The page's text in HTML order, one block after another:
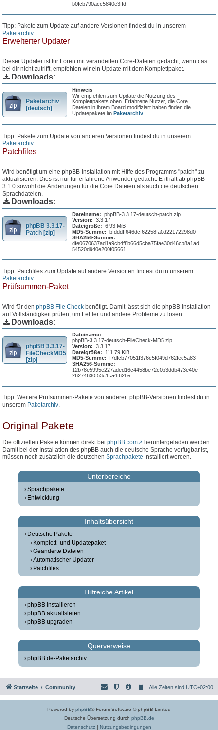
b0fcb790acc5840e3ffd
Tipp: Pakete zum Update auf andere Versionen findest du in unserem
Paketarchiv.
Erweiterter Updater
Dieser Updater ist für Foren mit veränderten Core-Dateien gedacht, wenn das
bei dir nicht zutrifft, empfehlen wir ein Update mit dem Komplettpaket.
Downloads:
Paketarchiv
[deutsch]
Hinweis
Wir empfehlen zum Update die Nutzung des
Komplettpakets oben. Erfahrene Nutzer, die Core
Dateien in ihrem Board modifiziert haben finden die
Updatepakete imPaketarchiv
Tipp: Pakete zum Update von anderen Versionen findest du in unserem
Paketarchiv
Patchfiles
Wird benötigt um eine phpBB-Installation mit Hilfe des Programms "patch" zu
aktualisieren. Dies ist nur für erfahrene Anwender gedacht. Enthält ab phpBB
3.1.0 sowohl die Änderungen für die Core Dateien als auch die deutschen
Sprachdateien.
Downloads:
phpBB 3.3.17-
Patch [zip]
Dateiname: phpBB-3.3.17-deutsch-patch.zip
Version: 3.3.17
Dateigröße: 6.93 MiB
MD5-Summe: bfdddff646dcf62258fa0d22172298d0
SHA256-Summe:
dfe0670637ad1a9cb4f8b66d5cba75fae30d46cb8a1ad
54520d940e200f05661
Tipp: Patchfiles zum Update auf andere Versionen findest du in unserem
Paketarchiv
Prüfsummen-Paket
Wird für den phpBB File Check benötigt. Damit lässt sich die phpBB-Installation
auf Vollständigkeit prüfen, um Fehler und andere Probleme zu lösen.
Downloads:
phpBB 3.3.17-
FileCheckMD5
[zip]
Dateiname:
phpBB-3.3.17-deutsch-FileCheck-MD5.zip
Version: 3.3.17
Dateigröße:
111.79 KiB
MD5-Summe: f7dfcb77051f376c5f049d762fec5a83
SHA256-Summe:
12b78e5995e227aded16c4458be72c0b3ddb473e40e
26274630f53c1ca4f628e
Tipp: Weitere Prüfsummen-Pakete von anderen phpBB-Versionen findest du in
unserem Paketarchiv.
Original Pakete
Die offiziellen Pakete können direkt bei phpBB.com
heruntergeladen werden.
Damit bei der Installation des phpBB auch die deutsche Sprache verfügbar ist,
müssen noch zusätzlich die deutschen Sprachpakete installiert werden.
Unterbereiche
Sprachpakete
Entwicklung
Inhaltsübersicht
Deutsche Pakete
Komplett- und Updatepaket
Geänderte Dateien
Automatischer Updater
Patchfiles
Hilfreiche Artikel
phpBB installieren
phpBB aktualisieren
phpBB upgraden
Querverweise
phpBB.de-Paketarchiv
Startseite Community Alle Zeiten sind UTC+02:00
Powered by phpBB® Forum Software © phpBB Limited
Deutsche Übersetzung durch phpBB.de
Datenschutz| Nutzungsbedingungen